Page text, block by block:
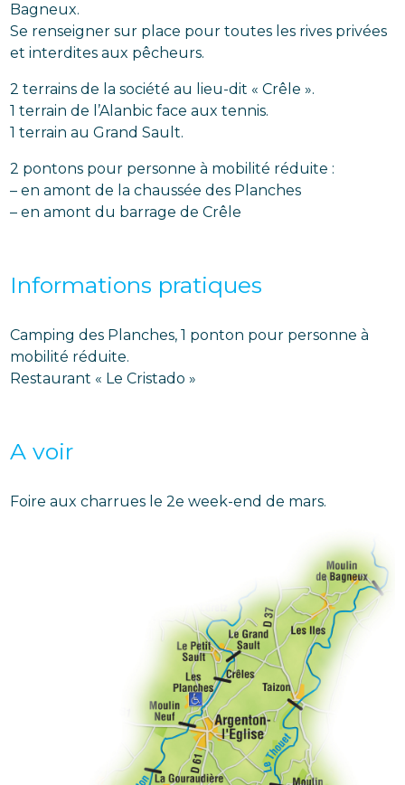
Bagneux.
Se renseigner sur place pour toutes les rives privées
et interdites aux pêcheurs.
2 terrains de la société au lieu-dit « Crêle ».
1 terrain de l’Alanbic face aux tennis.
1 terrain au Grand Sault.
2 pontons pour personne à mobilité réduite :
– en amont de la chaussée des Planches
– en amont du barrage de Crêle
Informations pratiques
Camping des Planches, 1 ponton pour personne à
mobilité réduite.
Restaurant « Le Cristado »
A voir
Foire aux charrues le 2e week-end de mars.